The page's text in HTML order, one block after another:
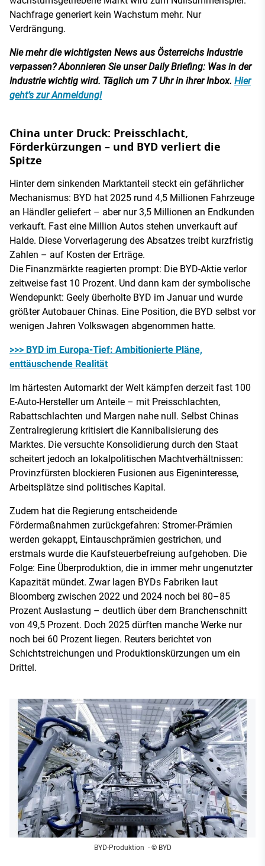
Nachfrage generiert kein Wachstum mehr. Nur
Verdrängung.
Nie mehr die wichtigsten News aus Österreichs Industrie
verpassen? Abonnieren Sie unser Daily Briefing: Was in der
Industrie wichtig wird. Täglich um 7 Uhr in ihrer Inbox. Hier
geht’s zur Anmeldung!
China unter Druck: Preisschlacht,
Förderkürzungen – und BYD verliert die
Spitze
Hinter dem sinkenden Marktanteil steckt ein gefährlicher
Mechanismus: BYD hat 2025 rund 4,5 Millionen Fahrzeuge
an Händler geliefert – aber nur 3,5 Millionen an Endkunden
verkauft. Fast eine Million Autos stehen unverkauft auf
Halde. Diese Vorverlagerung des Absatzes treibt kurzfristig
Zahlen – auf Kosten der Erträge.
Die Finanzmärkte reagierten prompt: Die BYD-Aktie verlor
zeitweise fast 10 Prozent. Und dann kam der symbolische
Wendepunkt: Geely überholte BYD im Januar und wurde
größter Autobauer Chinas. Eine Position, die BYD selbst vor
wenigen Jahren Volkswagen abgenommen hatte.
>>> BYD im Europa-Tief: Ambitionierte Pläne,
enttäuschende Realität
Im härtesten Automarkt der Welt kämpfen derzeit fast 100
E-Auto-Hersteller um Anteile – mit Preisschlachten,
Rabattschlachten und Margen nahe null. Selbst Chinas
Zentralregierung kritisiert die Kannibalisierung des
Marktes. Die versuchte Konsolidierung durch den Staat
scheitert jedoch an lokalpolitischen Machtverhältnissen:
Provinzfürsten blockieren Fusionen aus Eigeninteresse,
Arbeitsplätze sind politisches Kapital.
Zudem hat die Regierung entscheidende
Fördermaßnahmen zurückgefahren: Stromer-Prämien
werden gekappt, Eintauschprämien gestrichen, und
erstmals wurde die Kaufsteuerbefreiung aufgehoben. Die
Folge: Eine Überproduktion, die in immer mehr ungenutzter
Kapazität mündet. Zwar lagen BYDs Fabriken laut
Bloomberg zwischen 2022 und 2024 noch bei 80–85
Prozent Auslastung – deutlich über dem Branchenschnitt
von 49,5 Prozent. Doch 2025 dürften manche Werke nur
noch bei 60 Prozent liegen. Reuters berichtet von
Schichtstreichungen und Produktionskürzungen um ein
Drittel.
BYD-Produktion - © BYD